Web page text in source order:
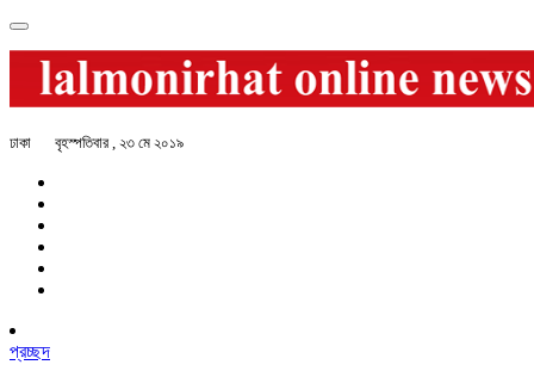
ঢাকা বৃহস্পতিবার , ২৩ মে ২০১৯
প্রচ্ছদ